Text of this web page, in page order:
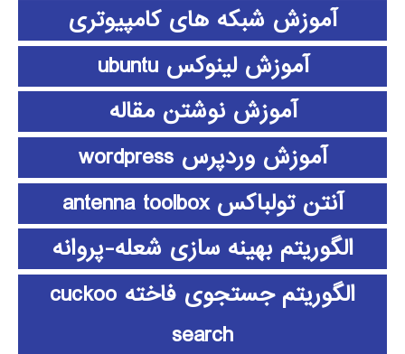
آموزش شبکه های کامپیوتری
آموزش لینوکس ubuntu
آموزش نوشتن مقاله
آموزش وردپرس wordpress
آنتن تولباکس antenna toolbox
الگوریتم بهینه سازی شعله-پروانه
الگوریتم جستجوی فاخته cuckoo
search